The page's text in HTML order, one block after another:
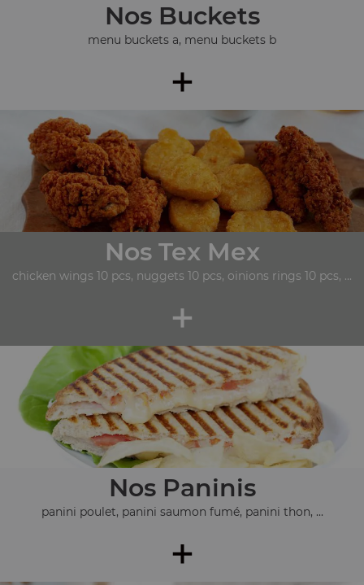
Nos Buckets
menu buckets a, menu buckets b
+
Nos Tex Mex
chicken wings 10 pcs, nuggets 10 pcs, oinions rings 10 pcs, ...
+
Nos Paninis
panini poulet, panini saumon fumé, panini thon, ...
+